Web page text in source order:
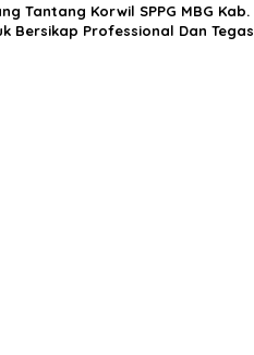
Tantang Korwil SPPG MBG Kab.
Bersikap Professional Dan Tegas